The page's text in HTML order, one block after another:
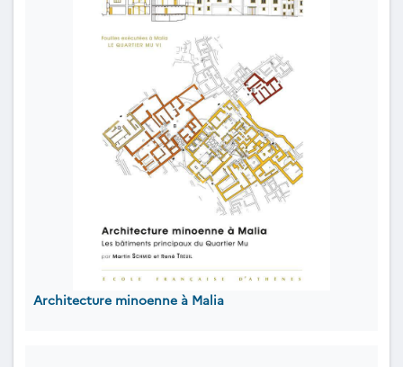
Architecture minoenne à Malia